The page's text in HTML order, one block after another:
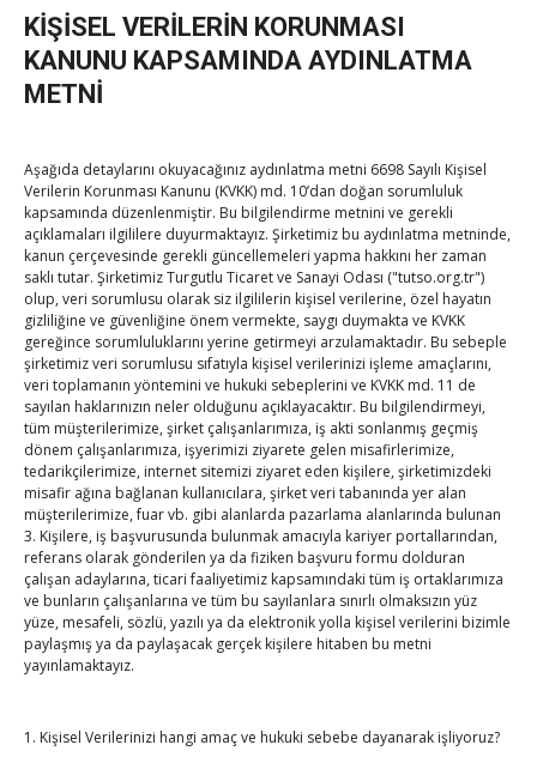
KİŞİSEL VERİLERİN KORUNMASI
KANUNU KAPSAMINDA AYDINLATMA
METNİ
Aşağıda detaylarını okuyacağınız aydınlatma metni 6698 Sayılı Kişisel
Verilerin Korunması Kanunu (KVKK) md. 10’dan doğan sorumluluk
kapsamında düzenlenmiştir. Bu bilgilendirme metnini ve gerekli
açıklamaları ilgililere duyurmaktayız. Şirketimiz bu aydınlatma metninde,
kanun çerçevesinde gerekli güncellemeleri yapma hakkını her zaman
saklı tutar. Şirketimiz Turgutlu Ticaret ve Sanayi Odası ("tutso.org.tr")
olup, veri sorumlusu olarak siz ilgililerin kişisel verilerine, özel hayatın
gizliliğine ve güvenliğine önem vermekte, saygı duymakta ve KVKK
gereğince sorumluluklarını yerine getirmeyi arzulamaktadır. Bu sebeple
şirketimiz veri sorumlusu sıfatıyla kişisel verilerinizi işleme amaçlarını,
veri toplamanın yöntemini ve hukuki sebeplerini ve KVKK md. 11 de
sayılan haklarınızın neler olduğunu açıklayacaktır. Bu bilgilendirmeyi,
tüm müşterilerimize, şirket çalışanlarımıza, iş akti sonlanmış geçmiş
dönem çalışanlarımıza, işyerimizi ziyarete gelen misafirlerimize,
tedarikçilerimize, internet sitemizi ziyaret eden kişilere, şirketimizdeki
misafir ağına bağlanan kullanıcılara, şirket veri tabanında yer alan
müşterilerimize, fuar vb. gibi alanlarda pazarlama alanlarında bulunan
3. Kişilere, iş başvurusunda bulunmak amacıyla kariyer portallarından,
referans olarak gönderilen ya da fiziken başvuru formu dolduran
çalışan adaylarına, ticari faaliyetimiz kapsamındaki tüm iş ortaklarımıza
ve bunların çalışanlarına ve tüm bu sayılanlara sınırlı olmaksızın yüz
yüze, mesafeli, sözlü, yazılı ya da elektronik yolla kişisel verilerini bizimle
paylaşmış ya da paylaşacak gerçek kişilere hitaben bu metni
yayınlamaktayız.
1. Kişisel Verilerinizi hangi amaç ve hukuki sebebe dayanarak işliyoruz?
Açılış konuşmasından sonra Balıkesir Büyükşehir Belediye
Başkanı Ahmet Akın, Ayvalık Belediye Başkanı Mesut Ergin
ve Ayvalık Ticaret Odası Başkanı Ali Uçar, TOBB Başkanı
Rifat Hisarcıklıoğlu’na panele katılımından dolayı plaket
Post Views: 184
Post
navigation
←Hisarcıklıoğlu, Burhaniye TOBB Bahçelievler
İlkokulu’nu hizmete açtı
Sakarya TOBB Ortaokulu hizmete açıldı→
TOBB Son Yazılar
Kahramanmaraş Ticaret ve Sanayi Odası’nın yeni
binası hizmete açıldı